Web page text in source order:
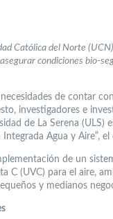
Católica del Norte
condiciones bio-
de contar
investigadores e
de La Serena (ULS)
Agua y Aire”,
de un
C (UVC) para el aire,
y medianos